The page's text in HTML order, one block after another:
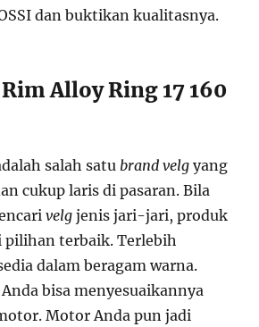
dan buktikan kualitasnya.
Alloy Ring 17 160
salah satu brand velgyang
cukup laris di pasaran. Bila
velgjenis jari-jari, produk
pilihan terbaik. Terlebih
dalam beragam warna.
bisa menyesuaikannya
Motor Anda pun jadi